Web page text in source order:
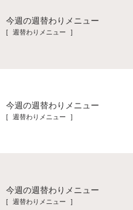
今週の週替わりメニュー
[ 週替わりメニュー ]
今週の週替わりメニュー
[ 週替わりメニュー ]
今週の週替わりメニュー
[ 週替わりメニュー ]